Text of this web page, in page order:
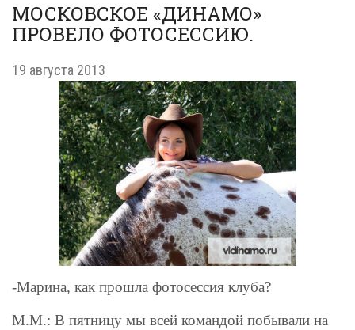
МОСКОВСКОЕ «ДИНАМО»
ПРОВЕЛО ФОТОСЕССИЮ.
19 августа 2013
-Марина, как прошла фотосессия клуба?
М.М.: В пятницу мы всей командой побывали на